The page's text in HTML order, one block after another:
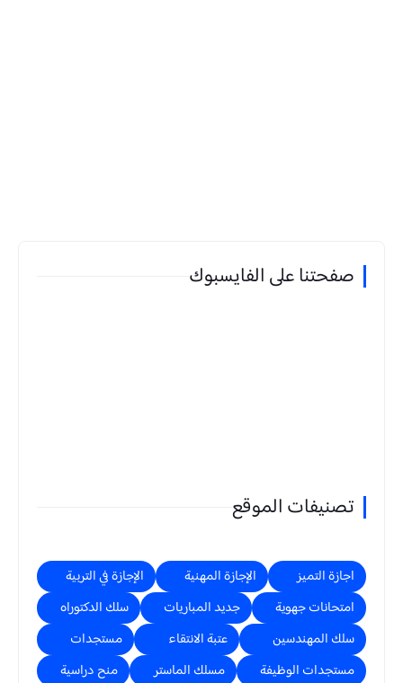
صفحتنا على الفايسبوك
تصنيفات الموقع
اجازة التميز الإجازة المهنية
الإجازة في التربية
امتحانات جهوية
جديد المباريات
سلك الدكتوراه
سلك المهندسين
عتبة الانتقاء
مستجدات
مستجدات الوظيفة
مسلك الماستر
منح دراسية